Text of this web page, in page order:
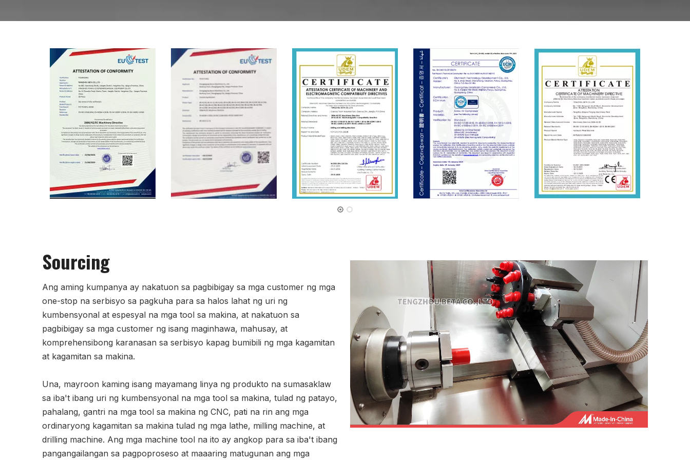
Sourcing
Ang aming kumpanya ay nakatuon sa pagbibigay sa mga customer ng mga
one-stop na serbisyo sa pagkuha para sa halos lahat ng uri ng
kumbensyonal at espesyal na mga tool sa makina, at nakatuon sa
pagbibigay sa mga customer ng isang maginhawa, mahusay, at
komprehensibong karanasan sa serbisyo kapag bumibili ng mga kagamitan
at kagamitan sa makina.
Una, mayroon kaming isang mayamang linya ng produkto na sumasaklaw
sa iba't ibang uri ng kumbensyonal na mga tool sa makina, tulad ng patayo,
pahalang, gantri na mga tool sa makina ng CNC, pati na rin ang mga
ordinaryong kagamitan sa makina tulad ng mga lathe, milling machine, at
drilling machine. Ang mga machine tool na ito ay angkop para sa iba't ibang
pangangailangan sa pagpoproseso at maaaring matugunan ang mga